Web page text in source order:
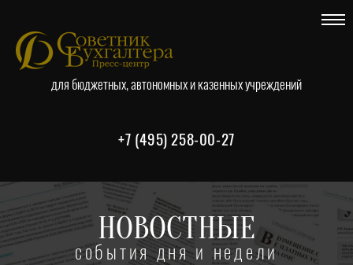
для бюджетных, автономных и казенных учреждений
+7 (495) 258-00-27
НОВОСТНЫЕ
события дня и недели